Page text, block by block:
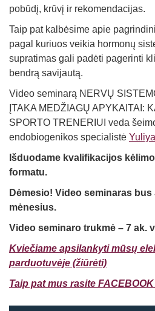
pobūdį, krūvį ir rekomendacijas.
Taip pat kalbėsime apie
pagal kuriuos veikia hormonų
supratimas gali padėti pagerinti
bendrą savijautą.
Video seminarą NERVŲ
ĮTAKA MEDŽIAGŲ APYKAITAI:
SPORTO TRENERIUI veda
endobiogenikos specialistė
Išduodame kvalifikacijos
formatu.
Dėmesio! Video seminaras
mėnesius.
Video seminaro trukmė – 7 ak.
Kviečiame apsilankyti mūsų
parduotuvėje (žiūrėti)
Taip pat mus rasite